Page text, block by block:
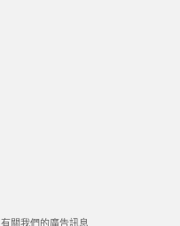
有關我們的廣告訊息